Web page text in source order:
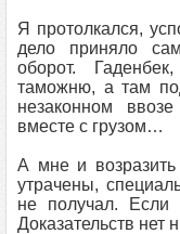
Я протолкался,
дело приняло
оборот.
таможню, а там
незаконном
вместе с грузом…
А мне и возразить
утрачены,
не получал. Если
Доказательств нет